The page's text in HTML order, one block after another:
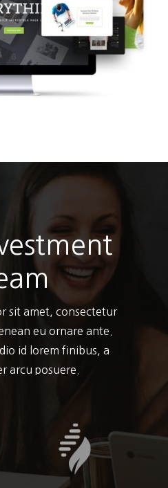
sit amet, consectetur
eu ornare ante.
id lorem finibus, a
arcu posuere.